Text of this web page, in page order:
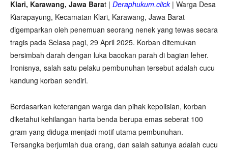
Klari, Karawang, Jawa Barat | Deraphukum.click| Warga Desa
Kiarapayung, Kecamatan Klari, Karawang, Jawa Barat
digemparkan oleh penemuan seorang nenek yang tewas secara
tragis pada Selasa pagi, 29 April 2025. Korban ditemukan
bersimbah darah dengan luka bacokan parah di bagian leher.
Ironisnya, salah satu pelaku pembunuhan tersebut adalah cucu
kandung korban sendiri.
Berdasarkan keterangan warga dan pihak kepolisian, korban
diketahui kehilangan harta benda berupa emas seberat 100
gram yang diduga menjadi motif utama pembunuhan.
Tersangka berjumlah dua orang, dan salah satunya adalah cucu